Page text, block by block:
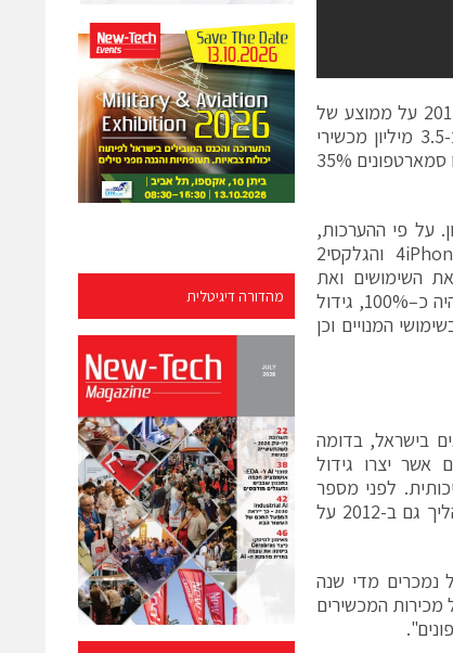
מהדורה דיגיטלית
לקוח סמארטפון בפלאפון שילש בתוך שנתיים את נפח הגלישה שלו שעמד בסוף 2011 על ממוצע של
כ900- מגה בחודש בiPhone וכ-700 מגה בסמסונג גלקסי . על פי ההערכות: כ-3.5 מיליון מכשירי
סלולר נמכרו בישראל ב-2011 63% מכלל המכשירים שנמכרו בפלאפון ב-2011 היו סמארטפונים 35%
על פי ההערכות,
נמכרו בישראל כ-3.5 מיליון מכשירים, מרביתם סמארטפונים מתקדמים, כאשר ה4iPhone והגלקסי2
השימושים ואת
הגלישה במכשירים. מנתוני פלאפון עולה, כי היקף הגידול בגלישה בשנה האחרונה, היה כ–100%, גידול
המנויים וכן
היתה שנת הסמארטפונים בישראל, בדומה
מתקדמים אשר יצרו גידול
לפני מספר
חודשים שדרגנו את הרשת בהשקעה של עשרות מליוני דולרים, ואנו ממשיכים בתהליך גם ב-2012 על
נמכרים מדי שנה
מרביתם בקרב חברות הסלולר. אם בשנת 2010 כ-30% מכלל מכירות המכשירים